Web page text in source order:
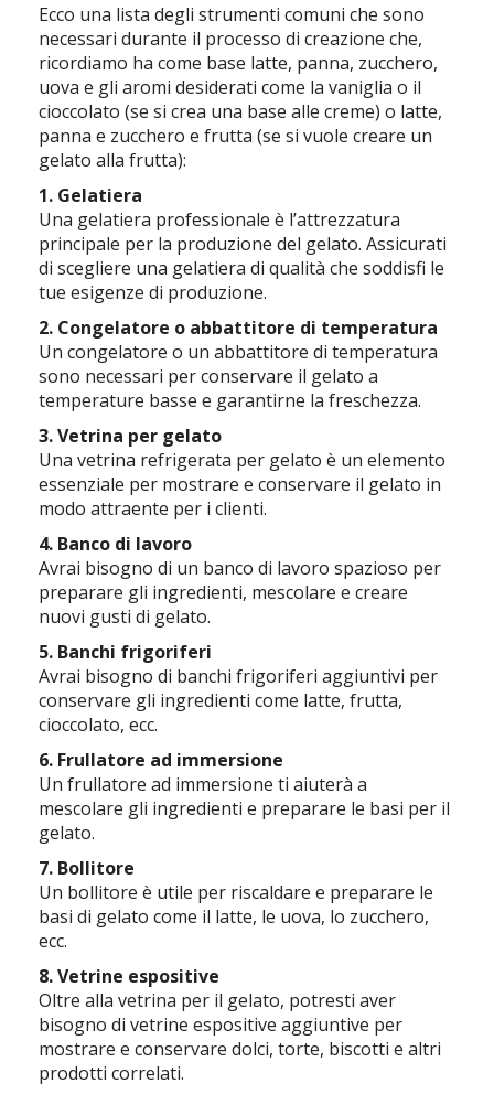
Ecco una lista degli strumenti comuni che sono
necessari durante il processo di creazione che,
ricordiamo ha come base latte, panna, zucchero,
uova e gli aromi desiderati come la vaniglia o il
cioccolato (se si crea una base alle creme) o latte,
panna e zucchero e frutta (se si vuole creare un
gelato alla frutta):
1. Gelatiera
Una gelatiera professionale è l’attrezzatura
principale per la produzione del gelato. Assicurati
di scegliere una gelatiera di qualità che soddisfi le
tue esigenze di produzione.
2. Congelatore o abbattitore di temperatura
Un congelatore o un abbattitore di temperatura
sono necessari per conservare il gelato a
temperature basse e garantirne la freschezza.
3. Vetrina per gelato
Una vetrina refrigerata per gelato è un elemento
essenziale per mostrare e conservare il gelato in
modo attraente per i clienti.
4. Banco di lavoro
Avrai bisogno di un banco di lavoro spazioso per
preparare gli ingredienti, mescolare e creare
nuovi gusti di gelato.
5. Banchi frigoriferi
Avrai bisogno di banchi frigoriferi aggiuntivi per
conservare gli ingredienti come latte, frutta,
cioccolato, ecc.
6. Frullatore ad immersione
Un frullatore ad immersione ti aiuterà a
mescolare gli ingredienti e preparare le basi per il
gelato.
7. Bollitore
Un bollitore è utile per riscaldare e preparare le
basi di gelato come il latte, le uova, lo zucchero,
ecc.
8. Vetrine espositive
Oltre alla vetrina per il gelato, potresti aver
bisogno di vetrine espositive aggiuntive per
mostrare e conservare dolci, torte, biscotti e altri
prodotti correlati.